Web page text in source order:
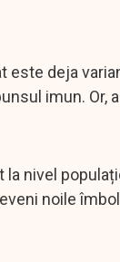
deja
imun. Or,
nivel
noile